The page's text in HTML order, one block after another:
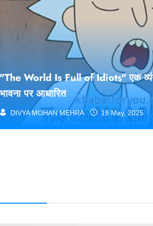
"The World Is Full of Idiots" एक
भावना पर आधारित
DIVYA MOHAN MEHRA 19 May, 2025